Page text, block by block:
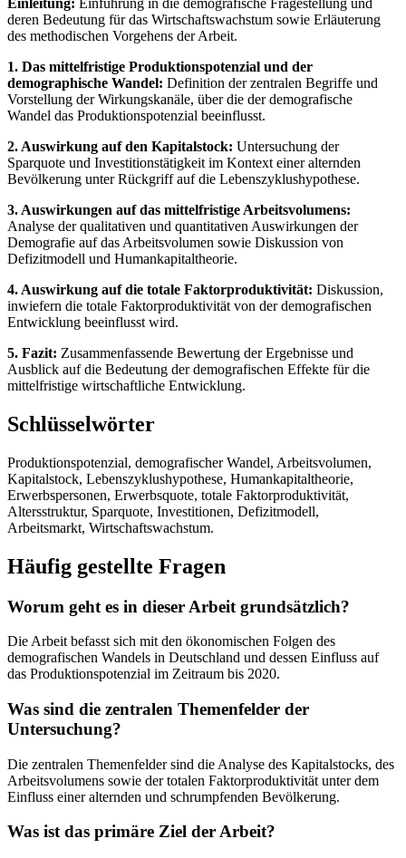
Einleitung: Einführung in die demografische Fragestellung und
deren Bedeutung für das Wirtschaftswachstum sowie Erläuterung
des methodischen Vorgehens der Arbeit.
1. Das mittelfristige Produktionspotenzial und der
demographische Wandel: Definition der zentralen Begriffe und
Vorstellung der Wirkungskanäle, über die der demografische
Wandel das Produktionspotenzial beeinflusst.
2. Auswirkung auf den Kapitalstock: Untersuchung der
Sparquote und Investitionstätigkeit im Kontext einer alternden
Bevölkerung unter Rückgriff auf die Lebenszyklushypothese.
3. Auswirkungen auf das mittelfristige Arbeitsvolumens:
Analyse der qualitativen und quantitativen Auswirkungen der
Demografie auf das Arbeitsvolumen sowie Diskussion von
Defizitmodell und Humankapitaltheorie.
4. Auswirkung auf die totale Faktorproduktivität: Diskussion,
inwiefern die totale Faktorproduktivität von der demografischen
Entwicklung beeinflusst wird.
5. Fazit: Zusammenfassende Bewertung der Ergebnisse und
Ausblick auf die Bedeutung der demografischen Effekte für die
mittelfristige wirtschaftliche Entwicklung.
Schlüsselwörter
Produktionspotenzial, demografischer Wandel, Arbeitsvolumen,
Kapitalstock, Lebenszyklushypothese, Humankapitaltheorie,
Erwerbspersonen, Erwerbsquote, totale Faktorproduktivität,
Altersstruktur, Sparquote, Investitionen, Defizitmodell,
Arbeitsmarkt, Wirtschaftswachstum.
Häufig gestellte Fragen
Worum geht es in dieser Arbeit grundsätzlich?
Die Arbeit befasst sich mit den ökonomischen Folgen des
demografischen Wandels in Deutschland und dessen Einfluss auf
das Produktionspotenzial im Zeitraum bis 2020.
Was sind die zentralen Themenfelder der
Untersuchung?
Die zentralen Themenfelder sind die Analyse des Kapitalstocks, des
Arbeitsvolumens sowie der totalen Faktorproduktivität unter dem
Einfluss einer alternden und schrumpfenden Bevölkerung.
Was ist das primäre Ziel der Arbeit?